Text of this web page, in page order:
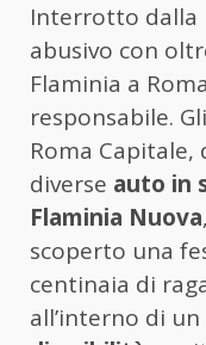
Interrotto dalla
abusivo con
Flaminia a
responsabile.
Roma
diverse auto in
Flaminia Nuova
scoperto una
centinaia di
all’interno di un